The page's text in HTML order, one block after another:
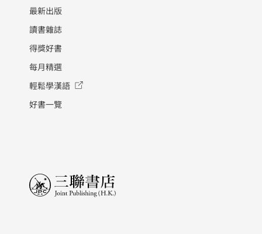
最新出版
讀書雜誌
得獎好書
每月精選
輕鬆學漢語
好書一覽